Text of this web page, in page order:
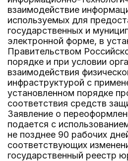
взаимодействие
используемых для
государственных и
электронной форме, в
Правительством
порядке и при условии
взаимодействия
инфраструктурой с
установленном порядке
соответствия средств
Заявление о
подается с
не позднее 90 рабочих
соответствующих
государственный реестр